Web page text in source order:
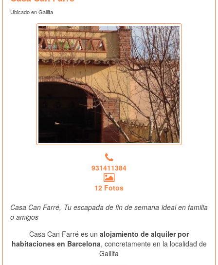
Ubicado en Gallifa
931411384
12 Fotos
Casa Can Farré, Tu escapada de fin de semana ideal en familia
o amigos
Casa Can Farré es un alojamiento de alquiler por
habitaciones en Barcelona, concretamente en la localidad de
Gallifa